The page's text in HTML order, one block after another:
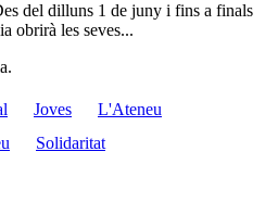
del dilluns 1 de juny i fins a finals
obrirà les seves...
Joves
L'Ateneu
Solidaritat